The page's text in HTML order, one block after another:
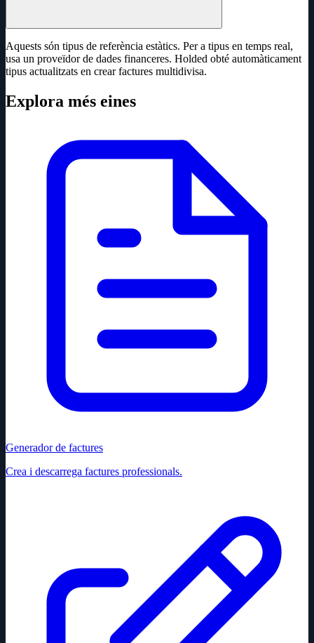
Aquests són tipus de referència estàtics. Per a tipus en temps real,
usa un proveïdor de dades financeres. Holded obté automàticament
tipus actualitzats en crear factures multidivisa.
Explora més eines
Generador de factures
Crea i descarrega factures professionals.